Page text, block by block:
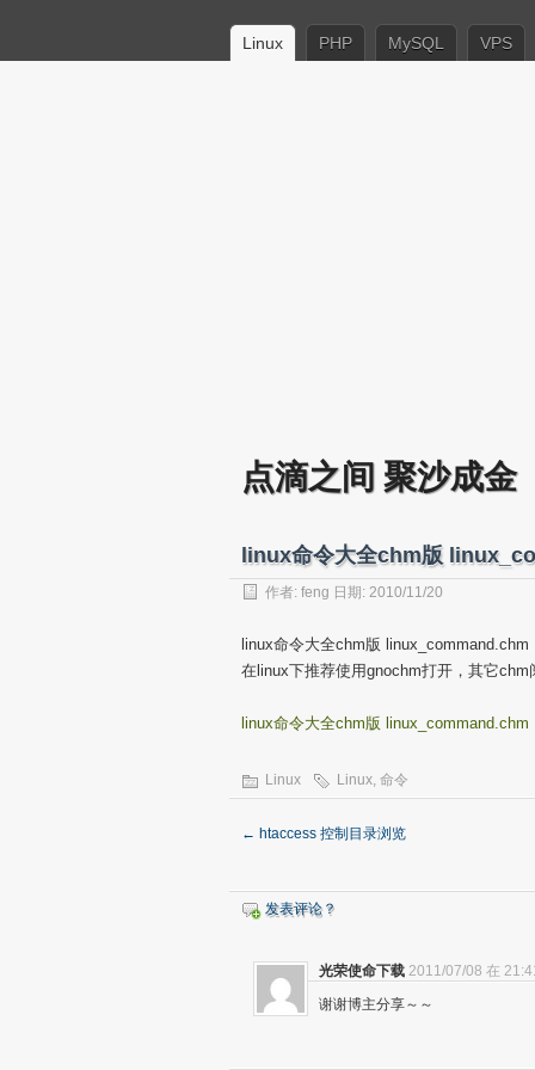
Linux PHP MySQL VPS
点滴之间 聚沙成金
linux命令大全chm版
作者: feng 日期: 2010/11/20
linux命令大全chm版 linux_command.chm
在linux下推荐使用gnochm打开，其它
linux命令大全chm版 linux_command.chm
Linux Linux, 命令
← htaccess 控制目录浏览
发表评论？
光荣使命下载 2011/07/08 在
谢谢博主分享～～